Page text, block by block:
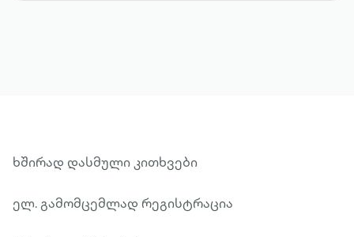
ხშირად დასმული კითხვები
ელ. გამომცემლად რეგისტრაცია